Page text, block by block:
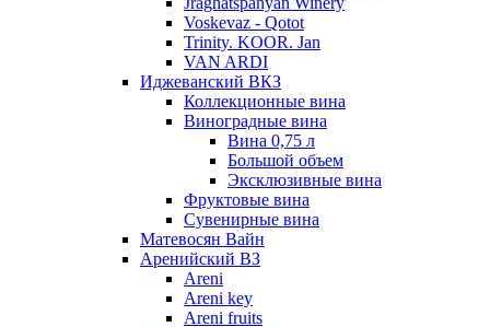
Voskevaz - Qotot
Trinity. KOOR. Jan
VAN ARDI
Иджеванский ВКЗ
Коллекционные вина
Виноградные вина
Вина 0,75 л
Большой объем
Эксклюзивные вина
Фруктовые вина
Cувенирные вина
Матевосян Вайн
Аренийский ВЗ
Areni
Areni key
Areni fruits